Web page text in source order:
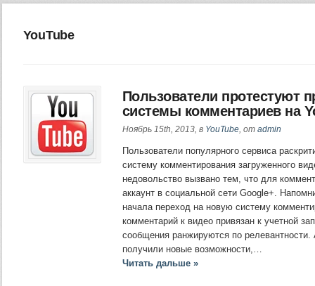
YouTube
Пользователи протестуют
системы комментариев на
Ноябрь 15th, 2013, в YouTube, от admin
Пользователи популярного сервиса
систему комментирования загруженного
недовольство вызвано тем, что для
аккаунт в социальной сети Google+.
начала переход на новую систему
комментарий к видео привязан к учетной
сообщения ранжируются по релевантности.
получили новые возможности,…
Читать дальше »